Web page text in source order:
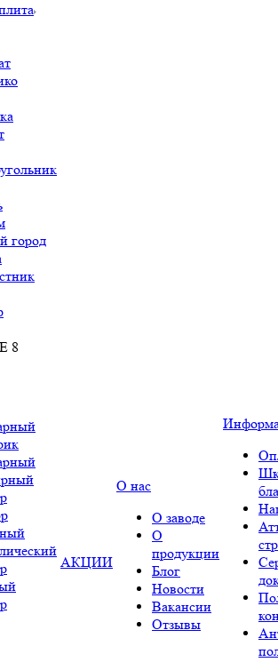
город
8
АКЦИИ
О нас
О заводе
О
продукции
Блог
Новости
Вакансии
Отзывы